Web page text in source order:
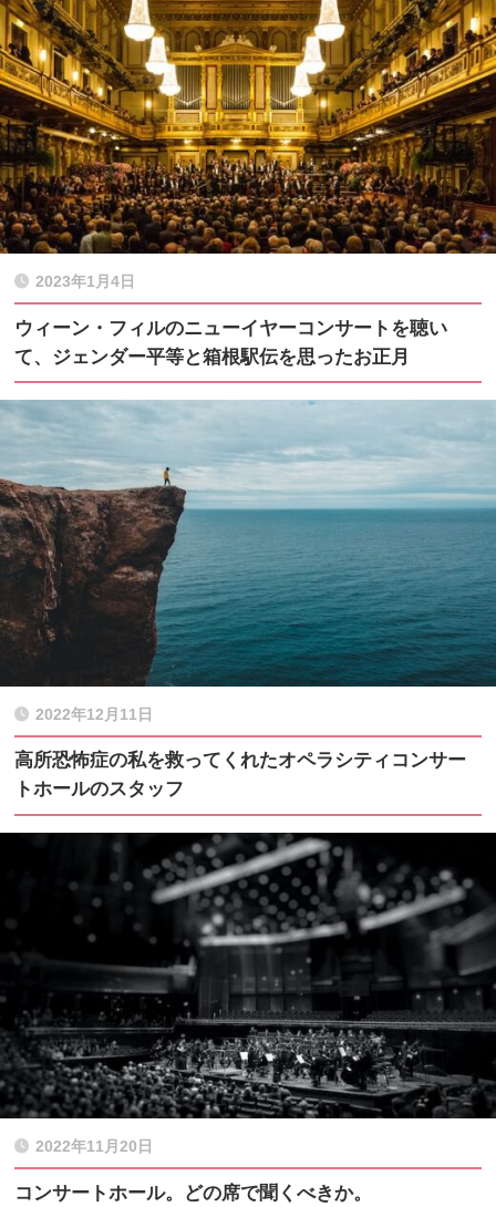
2023年1月4日
ウィーン・フィルのニューイヤーコンサートを聴い
て、ジェンダー平等と箱根駅伝を思ったお正月
2022年12月11日
高所恐怖症の私を救ってくれたオペラシティコンサー
トホールのスタッフ
2022年11月20日
コンサートホール。どの席で聞くべきか。